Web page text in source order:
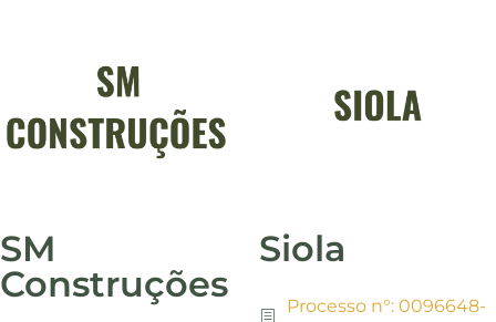
SM
Construções
Siola
Processo n°: 0096648-